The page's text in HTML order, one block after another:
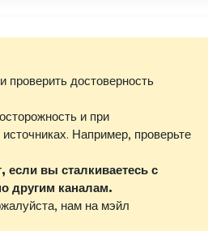
достоверность
и при
Например, проверьте
вы сталкиваетесь с
другим каналам.
нам на мэйл